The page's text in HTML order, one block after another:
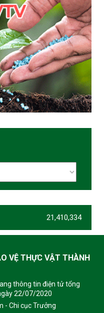
21,410,334
VỆ THỰC VẬT THÀNH
thông tin điện tử tổng
22/07/2020
- Chi cục Trưởng